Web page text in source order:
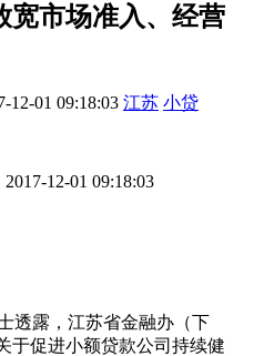
宽市场准入、经营
12-01 09:18:03 江苏 小贷
12-01 09:18:03
透露，江苏省金融办（下
于促进小额贷款公司持续健